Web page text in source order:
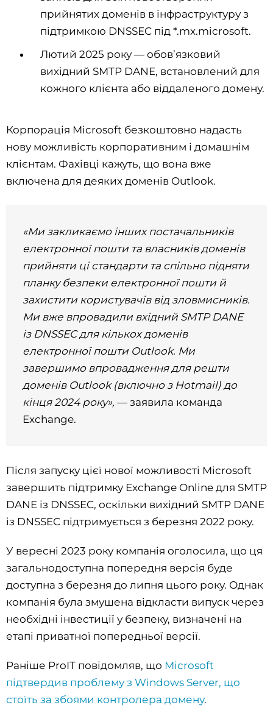
прийнятих доменів в інфраструктуру з
підтримкою DNSSEC під *.mx.microsoft.
Лютий 2025 року — обов’язковий
вихідний SMTP DANE, встановлений для
кожного клієнта або віддаленого домену.
Корпорація Microsoft безкоштовно надасть
нову можливість корпоративним і домашнім
клієнтам. Фахівці кажуть, що вона вже
включена для деяких доменів Outlook.
«Ми закликаємо інших постачальників
електронної пошти та власників доменів
прийняти ці стандарти та спільно підняти
планку безпеки електронної пошти й
захистити користувачів від зловмисників.
Ми вже впровадили вхідний SMTP DANE
із DNSSEC для кількох доменів
електронної пошти Outlook. Ми
завершимо впровадження для решти
доменів Outlook (включно з Hotmail) до
кінця 2024 року»,— заявила команда
Exchange.
Після запуску цієї нової можливості Microsoft
завершить підтримку Exchange Online для SMTP
DANE із DNSSEC, оскільки вихідний SMTP DANE
із DNSSEC підтримується з березня 2022 року.
У вересні 2023 року компанія оголосила, що ця
загальнодоступна попередня версія буде
доступна з березня до липня цього року. Однак
компанія була змушена відкласти випуск через
необхідні інвестиції у безпеку, визначені на
етапі приватної попередньої версії.
Раніше ProIT повідомляв, що Microsoft
підтвердив проблему з Windows Server, що
стоїть за збоями контролера домену.